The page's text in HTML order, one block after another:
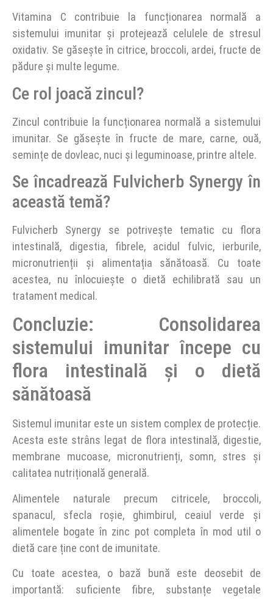
Vitamina C contribuie la funcționarea normală a
sistemului imunitar și protejează celulele de stresul
oxidativ. Se găsește în citrice, broccoli, ardei, fructe de
pădure și multe legume.
Ce rol joacă zincul?
Zincul contribuie la funcționarea normală a sistemului
imunitar. Se găsește în fructe de mare, carne, ouă,
semințe de dovleac, nuci și leguminoase, printre altele.
Se încadrează Fulvicherb Synergy în
această temă?
Fulvicherb Synergy se potrivește tematic cu flora
intestinală, digestia, fibrele, acidul fulvic, ierburile,
micronutrienții și alimentația sănătoasă. Cu toate
acestea, nu înlocuiește o dietă echilibrată sau un
tratament medical.
Concluzie: Consolidarea
sistemului imunitar începe cu
flora intestinală și o dietă
sănătoasă
Sistemul imunitar este un sistem complex de protecție.
Acesta este strâns legat de flora intestinală, digestie,
membrane mucoase, micronutrienți, somn, stres și
calitatea nutrițională generală.
Alimentele naturale precum citricele, broccoli,
spanacul, sfecla roșie, ghimbirul, ceaiul verde și
alimentele bogate în zinc pot completa în mod util o
dietă care ține cont de imunitate.
Cu toate acestea, o bază bună este deosebit de
importantă: suficiente fibre, substanțe vegetale